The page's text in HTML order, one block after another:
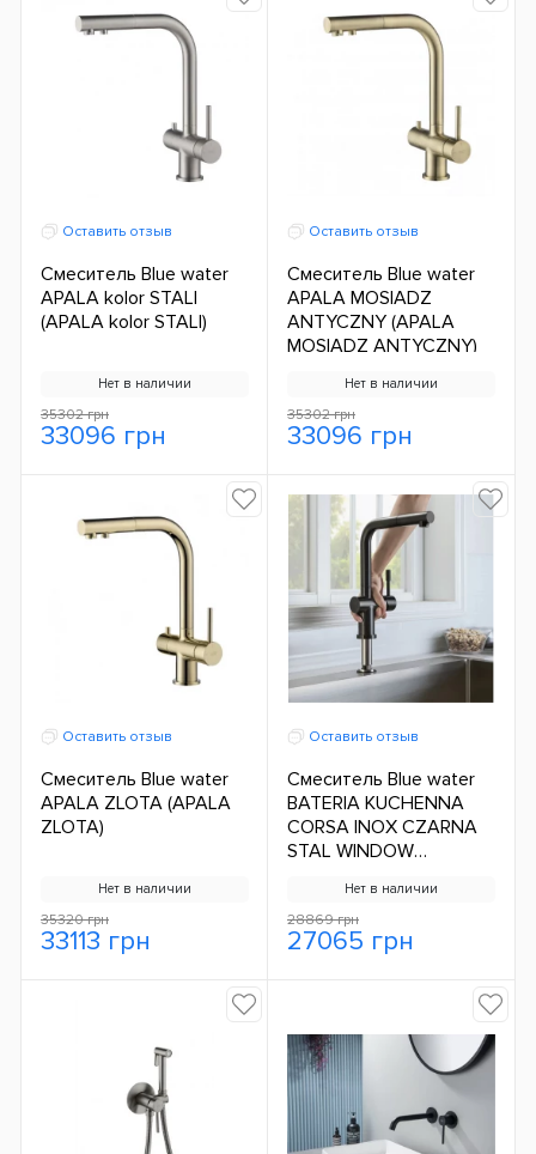
Оставить отзыв
Смеситель Blue water
APALA kolor STALI
(APALA kolor STALI)
Нет в наличии
35302 грн
33096 грн
Оставить отзыв
Смеситель Blue water
APALA MOSIADZ
ANTYCZNY (APALA
MOSIADZ ANTYCZNY)
Нет в наличии
35302 грн
33096 грн
Оставить отзыв
Смеситель Blue water
APALA ZLOTA (APALA
ZLOTA)
Нет в наличии
35320 грн
33113 грн
Оставить отзыв
Смеситель Blue water
BATERIA KUCHENNA
CORSA INOX CZARNA
STAL WINDOW
CORSA INOX CZARNA
STAL WINDOW)
Нет в наличии
28869 грн
27065 грн